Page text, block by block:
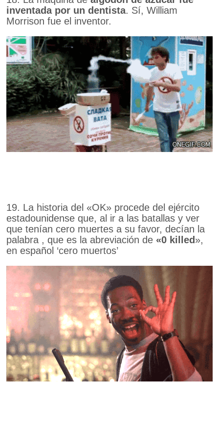
inventada por un dentista. Sí, William
Morrison fue el inventor.
19. La historia del «OK» procede del ejército
estadounidense que, al ir a las batallas y ver
que tenían cero muertes a su favor, decían la
palabra , que es la abreviación de «0 killed»,
en español ‘cero muertos’